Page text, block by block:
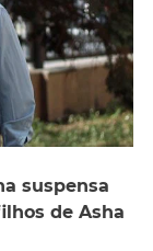
suspensa
de Asha